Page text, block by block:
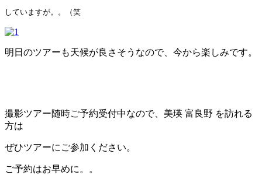
していますが。。（笑
明日のツアーも天候が良さそうなので、今から楽しみです。
撮影ツアー随時ご予約受付中なので、美瑛 富良野 を訪れる
方は
ぜひツアーにご参加ください。
ご予約はお早めに。。